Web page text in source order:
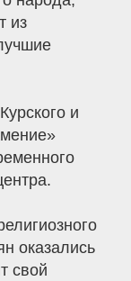
из
и
оказались
свой